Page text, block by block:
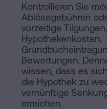
Kontrollieren Sie
Ablösegebühren
vorzeitige
Hypothekenkosten,
Bewertungen.
wissen, dass es
die Hypothek zu
vernünftige
erreichen.